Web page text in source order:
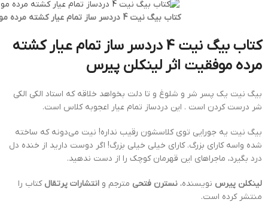
کتاب بیگ نیت 4 دردسر ساز تمام عیار کشته مرده موفقیت
کتاب بیگ نیت 4 دردسر ساز تمام عیار کشته
مرده موفقیت اثر لینکلن پیرس
بیگ نیت یک پسر شر و شلوغ و تا دلت بخواهد خلاقه که استاد الکی الکی
شر درست کردن است . این دردساز تمام عیار اعجوبه کلاس است.
بیگ نیت یه جورایی توی کلاسشون رقیب نداره! نیت می‌دونه که ساخته
شده واسه کارای بزرگ. کارای خیلی خیلی بزرگ! اگر دوست دارید از خنده دل
درد بگیرد، ماجراهای این قهرمان کوچک را از دست ندهید.
لینکلن پیرس نویسنده، نسترن فتحی مترجم و انتشارات پرتقال کتاب را
منتشر کرده است.